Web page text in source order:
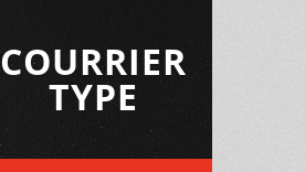
COURRIER
TYPE